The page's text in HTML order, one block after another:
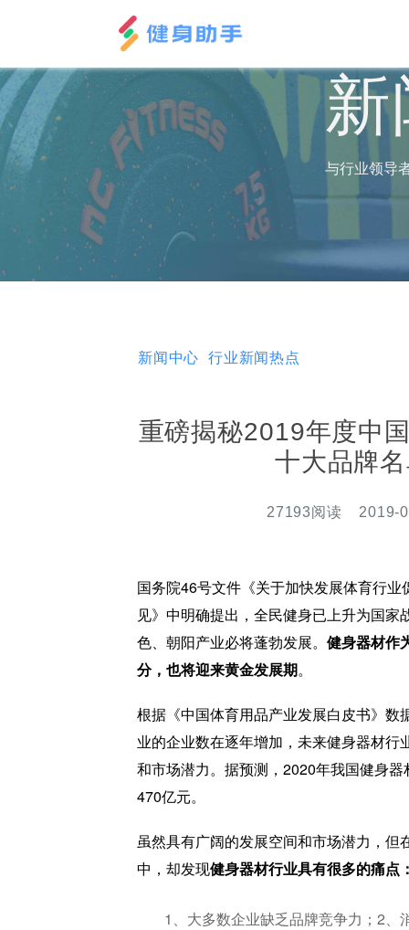
新
与行业领导
新闻中心 行业新闻热点
重磅揭秘2019年度中
十大品牌
27193阅读 2019-
国务院46号文件《关于加快发展体育行业
见》中明确提出，全民健身已上升为国家
色、朝阳产业必将蓬勃发展。 健身器材作
分，也将迎来黄金发展期。
根据《中国体育用品产业发展白皮书》数
业的企业数在逐年增加，未来健身器材行
和市场潜力。据预测，2020年我国健身
470亿元。
虽然具有广阔的发展空间和市场潜力，但
中，却发现健身器材行业具有很多的痛点
1、大多数企业缺乏品牌竞争力；2、